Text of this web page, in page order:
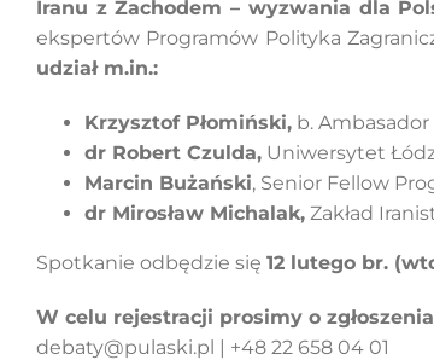
Iranu z Zachodem – wyzwania dla
ekspertów Programów Polityka
udział m.in.:
Krzysztof Płomiński, b.
dr Robert Czulda, Uniwersytet
Marcin Bużański, Senior Fellow
dr Mirosław Michalak, Zakład
Spotkanie odbędzie się 12 lutego br.
W celu rejestracji prosimy o
debaty@pulaski.pl | +48 22 658 04 01